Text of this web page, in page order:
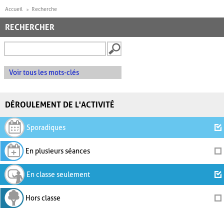
Accueil Recherche
RECHERCHER
Voir tous les mots-clés
DÉROULEMENT DE L'ACTIVITÉ
Sporadiques
En plusieurs séances
En classe seulement
Hors classe